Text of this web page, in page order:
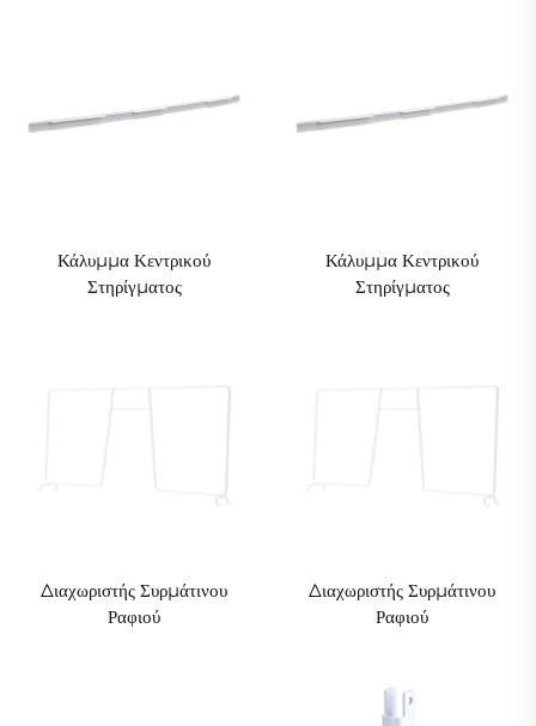
Κάλυμμα Κεντρικού
Στηρίγματος
Κάλυμμα Κεντρικού
Στηρίγματος
Διαχωριστής Συρμάτινου
Ραφιού
Διαχωριστής Συρμάτινου
Ραφιού